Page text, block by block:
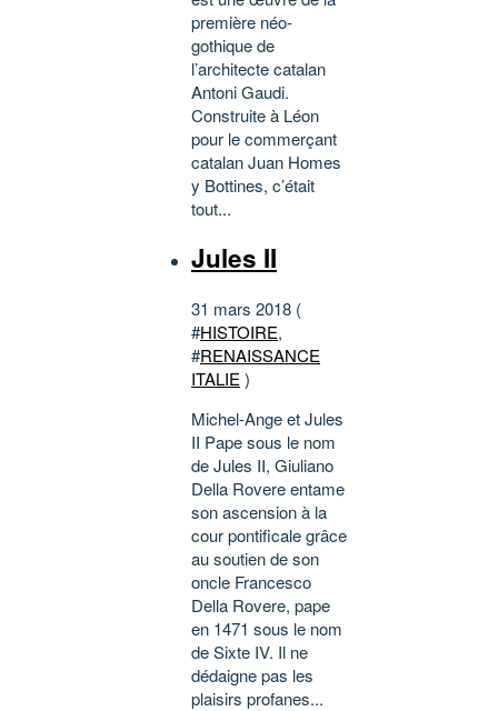
première néo-
gothique de
l’architecte catalan
Antoni Gaudi.
Construite à Léon
pour le commerçant
catalan Juan Homes
y Bottines, c’était
tout...
Jules II
31 mars 2018 (
#HISTOIRE,
#RENAISSANCE
ITALIE )
Michel-Ange et Jules
II Pape sous le nom
de Jules II, Giuliano
Della Rovere entame
son ascension à la
cour pontificale grâce
au soutien de son
oncle Francesco
Della Rovere, pape
en 1471 sous le nom
de Sixte IV. Il ne
dédaigne pas les
plaisirs profanes...